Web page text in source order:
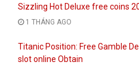
Sizzling Hot Deluxe free coins
1 THÁNG AGO
Titanic Position: Free Gamble
slot online Obtain